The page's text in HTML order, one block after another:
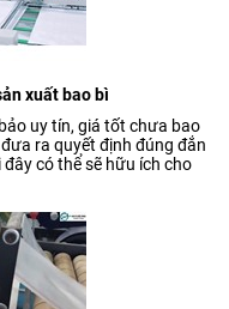
xuất bao bì
uy tín, giá tốt chưa bao
ra quyết định đúng đắn
có thể sẽ hữu ích cho